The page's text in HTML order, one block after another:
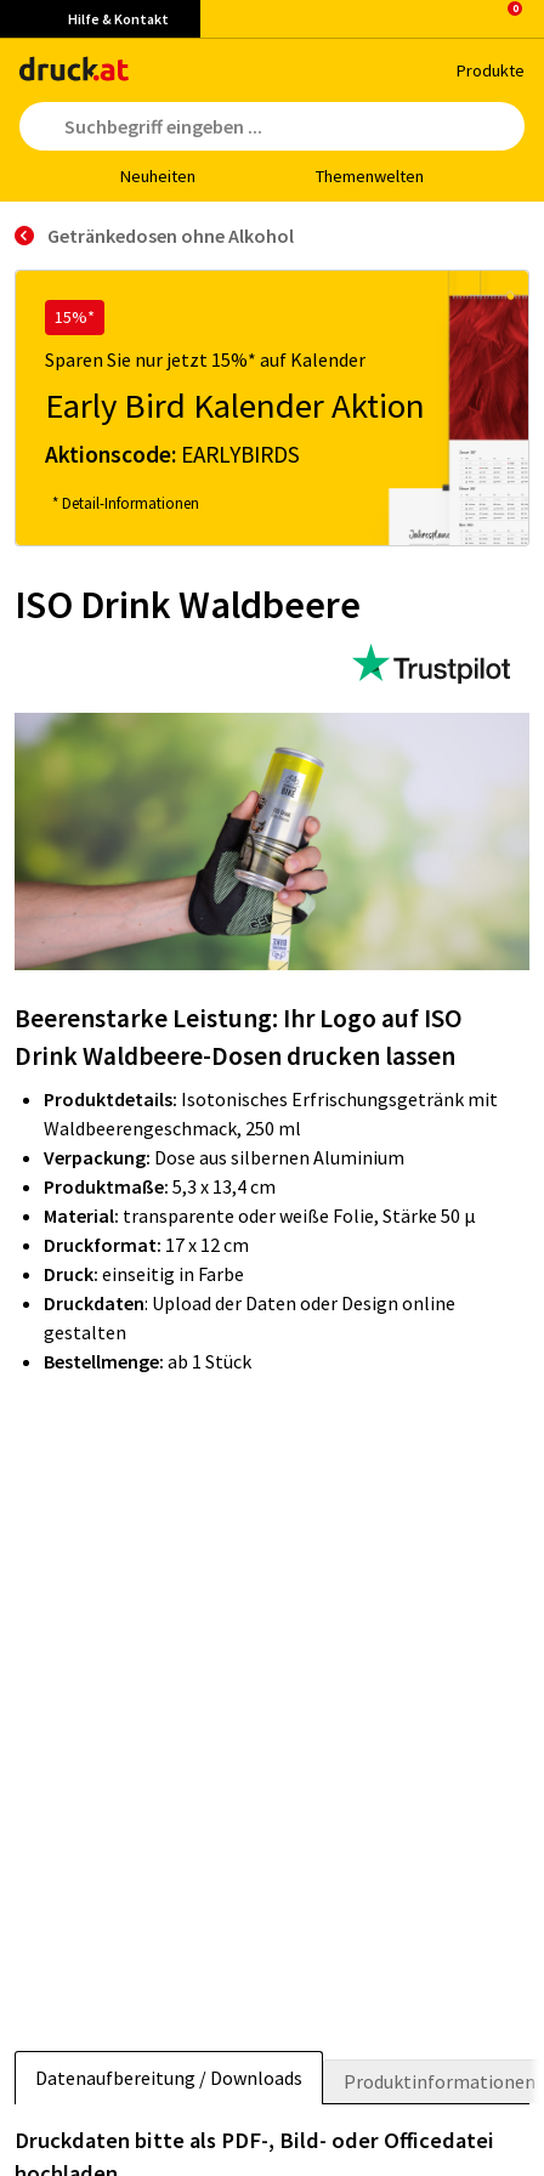
Hilfe & Kontakt
Pro­duk­te
Neu­hei­ten The­men­wel­ten
Getränkedosen ohne Alkohol
15%*
Sparen Sie nur jetzt 15%* auf Kalender
Early Bird Kalender Aktion
Aktionscode: EARLYBIRDS
* Detail-Informationen
ISO Drink Waldbeere
Beerenstarke Leistung: Ihr Logo auf ISO
Drink Waldbeere-Dosen drucken lassen
Produktdetails: Isotonisches Erfrischungsgetränk mit
Waldbeerengeschmack, 250 ml
Verpackung: Dose aus silbernen Aluminium
Produktmaße: 5,3 x 13,4 cm
Material: transparente oder weiße Folie, Stärke 50 µ
Druckformat: 17 x 12 cm
Druck: einseitig in Farbe
Druckdaten: Upload der Daten oder Design online
gestalten
Bestellmenge: ab 1 Stück
Datenaufbereitung / Downloads Produktinformationen
Druckdaten bitte als PDF-, Bild- oder Officedatei